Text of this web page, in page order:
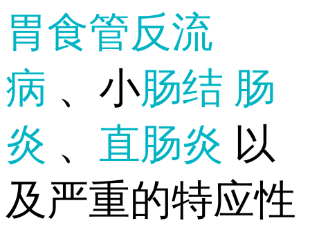
胃食管反流
病 、小肠结 肠
炎 、 直肠炎 以
及严重的特应性